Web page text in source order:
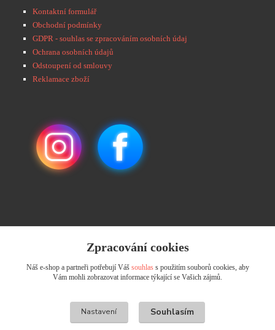
Kontaktní formulář
Obchodní podmínky
GDPR - souhlas se zpracováním osobních údaj
Ochrana osobních údajů
Odstoupení od smlouvy
Reklamace zboží
odesíláme do 48 hodin. 📩 Na vaše e-maily
odpovíme do 24 hodin.
+ 420 737 352 681
info@usicky.cz
Zpracování cookies
Náš e-shop a partneři potřebují Váš souhlass použitím souborů cookies, aby
Vám mohli zobrazovat informace týkající se Vašich zájmů.
Nastavení Souhlasím